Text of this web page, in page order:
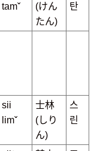
tamˇ
(けん
たん)
탄
sii
limˇ
士林
(しり
ん)
스
린